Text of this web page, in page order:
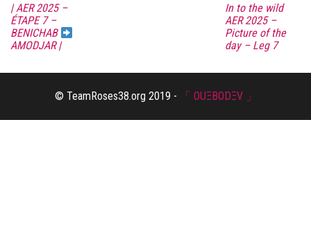
| AER 2025 –
ÉTAPE 7 –
BENICHAB
AMODJAR |
In to the wild
AER 2025 –
Picture of the
day – Leg 7
© TeamRoses38.org 2019 - 「 OUΞBODΞV 」